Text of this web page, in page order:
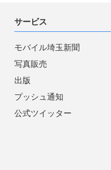
サービス
モバイル埼玉新聞
写真販売
出版
プッシュ通知
公式ツイッター